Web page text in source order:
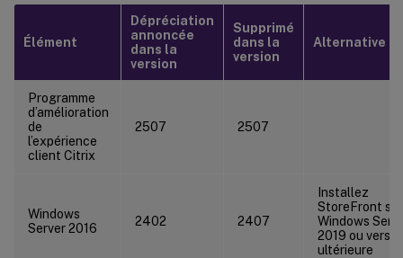
Élément
Dépréciation
annoncée
dans la
version
Supprimé
dans la
version
Alternative
Programme
d’amélioration
de
l’expérience
client Citrix
2507 2507
Windows
Server 2016
2402 2407
Installez
StoreFront sur
Windows
2019 ou
ultérieure